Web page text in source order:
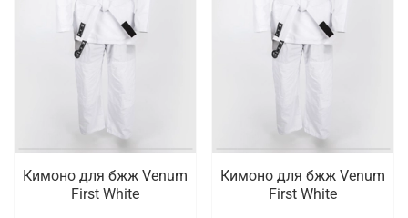
Кимоно для бжж Venum
First White
Кимоно для бжж Venum
First White